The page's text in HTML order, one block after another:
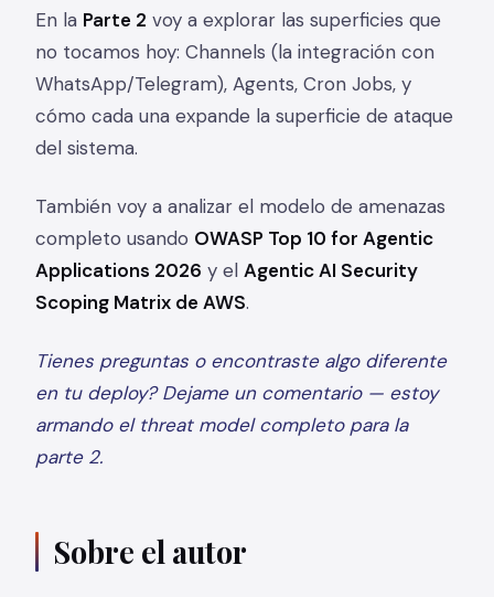
En la Parte 2 voy a explorar las superficies que
no tocamos hoy: Channels (la integración con
WhatsApp/Telegram), Agents, Cron Jobs, y
cómo cada una expande la superficie de ataque
del sistema.
También voy a analizar el modelo de amenazas
completo usando OWASP Top 10 for Agentic
Applications 2026 y el Agentic AI Security
Scoping Matrix de AWS.
Tienes preguntas o encontraste algo diferente
en tu deploy? Dejame un comentario — estoy
armando el threat model completo para la
parte 2.
Sobre el autor